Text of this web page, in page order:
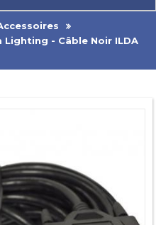
Lighting - Câble Noir ILDA